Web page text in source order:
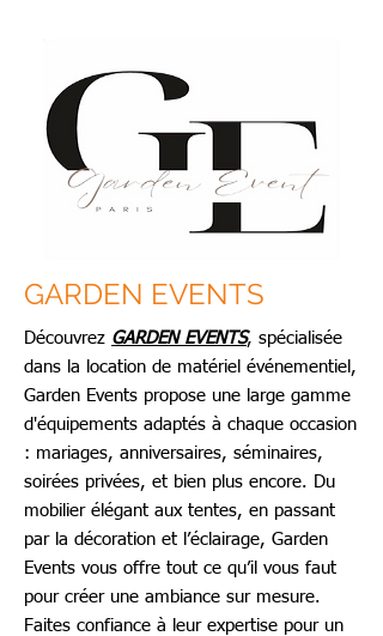
GARDEN EVENTS
Découvrez GARDEN EVENTS, spécialisée
dans la location de matériel événementiel,
Garden Events propose une large gamme
d'équipements adaptés à chaque occasion
: mariages, anniversaires, séminaires,
soirées privées, et bien plus encore. Du
mobilier élégant aux tentes, en passant
par la décoration et l’éclairage, Garden
Events vous offre tout ce qu’il vous faut
pour créer une ambiance sur mesure.
Faites confiance à leur expertise pour un